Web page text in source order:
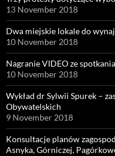
13 November 2018
Dwa miejskie lokale do
10 November 2018
Nagranie VIDEO ze
10 November 2018
Wykład dr Sylwii Spurek –
Obywatelskich
9 November 2018
Konsultacje planów
Asnyka, Górniczej,